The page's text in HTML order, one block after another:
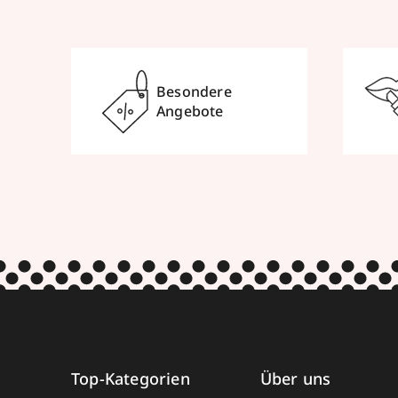
City Parfümerie Rathjen
Philippine-Welser-Straße 26
Termin vereinbaren Mehr
Besondere
Angebote
Top-Kategorien Über uns